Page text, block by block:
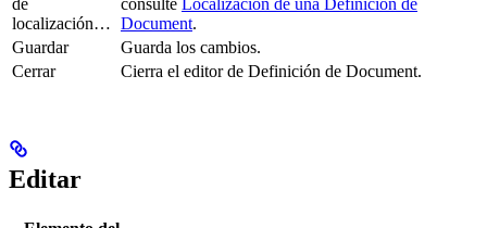
localización… Document.
Guardar
Guarda los cambios.
Cerrar
Cierra el editor de Definición de Document.
Editar